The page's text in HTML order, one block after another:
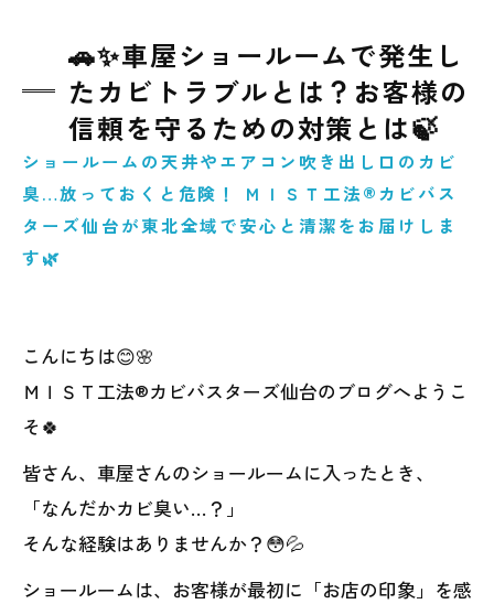
🚗✨車屋ショールームで発生し
たカビトラブルとは？お客様の
信頼を守るための対策とは🍃
ショールームの天井やエアコン吹き出し口のカビ
臭…放っておくと危険！ ＭＩＳＴ工法®カビバス
ターズ仙台が東北全域で安心と清潔をお届けしま
す🌿
こんにちは😊🌸
ＭＩＳＴ工法®カビバスターズ仙台のブログへようこ
そ🍀
皆さん、車屋さんのショールームに入ったとき、
「なんだかカビ臭い…？」
そんな経験はありませんか？😳💦
ショールームは、お客様が最初に「お店の印象」を感